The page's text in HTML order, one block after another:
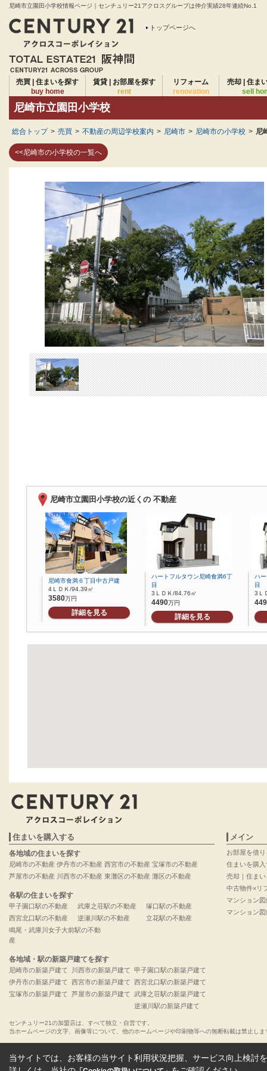
尼崎市立園田小学校情報ページ｜センチュリー21アクロスグループは仲介実績28年連続No.1
トップページへ
売買 | 住まいを探す
buy home
賃貸 | お部屋を探す
rent
リフォーム
renovation
売却 | 住ま
sell
尼崎市立園田小学校
総合トップ > 売買 > 不動産の周辺学校案内 > 尼崎市 > 尼崎市の小学校 > 尼
<<尼崎市の小学校の一覧へ
尼崎市立園田小学校の近くの 不動産
尼崎市食満６丁目中古戸建
4ＬＤＫ/94.39㎡
3580万円
詳細を見る
ハートフルタウン尼崎食満6丁
目
3ＬＤＫ/84.76㎡
4490万円
詳細を見る
ハ
目
3Ｌ
住まいを購入する
各地域の住まいを探す
尼崎市の不動産
芦屋市の不動産
伊丹市の不動産
川西市の不動産
西宮市の不動産
東灘区の不動産
宝塚市の不動産
灘区の不動産
各駅の住まいを探す
甲子園口駅の不動産
西宮北口駅の不動産
武庫之荘駅の不動産
逆瀬川駅の不動産
塚口駅の不動産
立花駅の不動産
鳴尾・武庫川女子大前駅の不動
産
各地域・駅の新築戸建てを探す
尼崎市の新築戸建て
伊丹市の新築戸建て
宝塚市の新築戸建て
川西市の新築戸建て
西宮市の新築戸建て
芦屋市の新築戸建て
甲子園口駅の新築戸建て
西宮北口駅の新築戸建て
武庫之荘駅の新築戸建て
逆瀬川駅の新築戸建て
メイン
お部屋を借り
住まいを購入
売却｜住ま
中古物件×リ
マンション
マンション
センチュリー21の加盟店は、すべて独立・自営です。
当ホームページの文字、画像等について、他のホームページや印刷物等への無断転載は禁止しま
当サイトでは、お客様の当サイト利用状況把握、サービス向上検討